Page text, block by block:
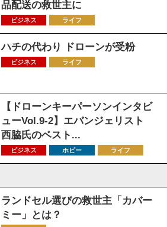
品配送の救世主に
ビジネス ライフ
ハチの代わり ドローンが受粉
ビジネス ライフ
【ドローンキーパーソンインタビ
ューVol.9-2】エバンジェリスト
西脇氏のベスト...
ビジネス ホビー ライフ
ランドセル選びの救世主「カバー
ミー」とは？